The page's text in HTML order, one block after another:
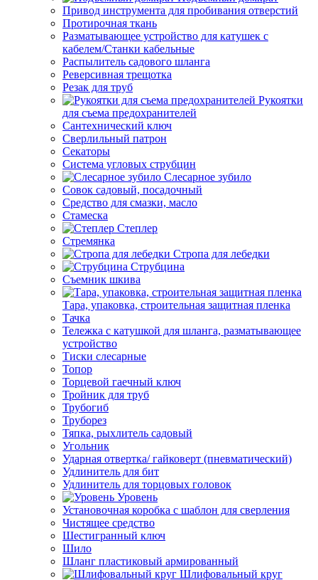
Привод инструмента для пробивания отверстий
Протирочная ткань
Разматывающее устройство для катушек с
кабелем/Станки кабельные
Распылитель садового шланга
Реверсивная трещотка
Резак для труб
Рукоятки
для съема предохранителей
Сантехнический ключ
Сверлильный патрон
Секаторы
Система угловых струбцин
Слесарное зубило
Совок садовый, посадочный
Средство для смазки, масло
Стамеска
Степлер
Стремянка
Стропа для лебедки
Струбцина
Съемник шкива
Тара, упаковка, строительная защитная пленка
Тачка
Тележка с катушкой для шланга, разматывающее
устройство
Тиски слесарные
Топор
Торцевой гаечный ключ
Тройник для труб
Трубогиб
Труборез
Тяпка, рыхлитель садовый
Угольник
Ударная отвертка/ гайковерт (пневматический)
Удлинитель для бит
Удлинитель для торцовых головок
Уровень
Установочная коробка с шаблон для сверления
Чистящее средство
Шестигранный ключ
Шило
Шланг пластиковый армированный
Шлифовальный круг